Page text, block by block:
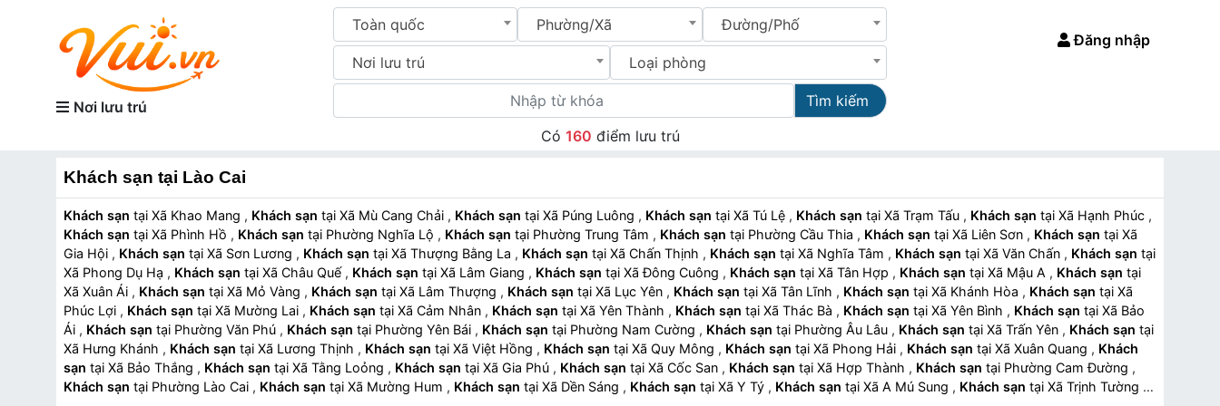
Nơi lưu trú
Toàn quốc Phường/Xã Đường/Phố
Nơi lưu trú Loại phòng
Tìm kiếm
Đăng nhập
Có 160 điểm lưu trú
Khách sạn tại Lào Cai
Khách sạn tại Xã Khao Mang , Khách sạn tại Xã Mù Cang Chải , Khách sạn tại Xã Púng Luông , Khách sạn tại Xã Tú Lệ , Khách sạn tại Xã Trạm Tấu , Khách sạn tại Xã Hạnh Phúc ,
Khách sạn
tại Xã Phình Hồ , Khách sạn tại Phường Nghĩa Lộ , Khách sạn tại Phường Trung Tâm , Khách sạn tại Phường Cầu Thia , Khách sạn tại Xã Liên Sơn , Khách sạn tại Xã
Gia Hội , Khách sạn tại Xã Sơn Lương , Khách sạn tại Xã Thượng Bằng La , Khách sạn tại Xã Chấn Thịnh , Khách sạn tại Xã Nghĩa Tâm , Khách sạn tại Xã Văn Chấn , Khách sạn tại
Xã Phong Dụ Hạ , Khách sạn tại Xã Châu Quế , Khách sạn tại Xã Lâm Giang , Khách sạn tại Xã Đông Cuông , Khách sạn tại Xã Tân Hợp , Khách sạn tại Xã Mậu A , Khách sạn tại
Xã Xuân Ái , Khách sạn tại Xã Mỏ Vàng , Khách sạn tại Xã Lâm Thượng , Khách sạn tại Xã Lục Yên , Khách sạn tại Xã Tân Lĩnh , Khách sạn tại Xã Khánh Hòa , Khách sạn tại Xã
Phúc Lợi , Khách sạn tại Xã Mường Lai , Khách sạn tại Xã Cảm Nhân , Khách sạn tại Xã Yên Thành , Khách sạn tại Xã Thác Bà , Khách sạn tại Xã Yên Bình , Khách sạn tại Xã Bảo
Ái , Khách sạn tại Phường Văn Phú , Khách sạn tại Phường Yên Bái , Khách sạn tại Phường Nam Cường , Khách sạn tại Phường Âu Lâu , Khách sạn tại Xã Trấn Yên , Khách sạn tại
Xã Hưng Khánh , Khách sạn tại Xã Lương Thịnh , Khách sạn tại Xã Việt Hồng , Khách sạn tại Xã Quy Mông , Khách sạn tại Xã Phong Hải , Khách sạn tại Xã Xuân Quang , Khách
sạn
tại Xã Bảo Thắng , Khách sạn tại Xã Tằng Loỏng , Khách sạn tại Xã Gia Phú , Khách sạn tại Xã Cốc San , Khách sạn tại Xã Hợp Thành , Khách sạn tại Phường Cam Đường ,
Khách sạn
tại Phường Lào Cai , Khách sạn tại Xã Mường Hum , Khách sạn tại Xã Dền Sáng , Khách sạn tại Xã Y Tý , Khách sạn tại Xã A Mú Sung , Khách sạn tại Xã Trịnh Tường ,